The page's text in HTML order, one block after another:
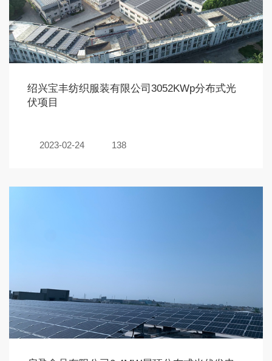
绍兴宝丰纺织服装有限公司3052KWp分布式光
伏项目
2023-02-24 138